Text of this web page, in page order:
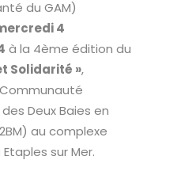
du GAM)
4
à la 4ème édition du
Solidarité »,
Deux Baies en
au complexe
sur Mer.